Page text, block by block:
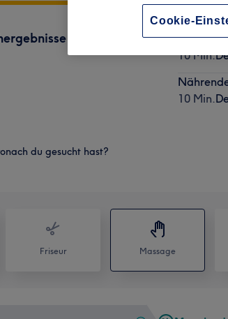
Detox
10 Min.
10 Min.
du gesucht hast?
Friseur Massage
Cookie-